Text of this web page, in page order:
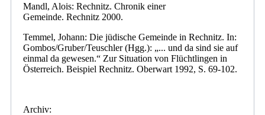
Mandl, Alois: Rechnitz. Chronik einer
Gemeinde. Rechnitz 2000.
Temmel, Johann: Die jüdische Gemeinde in Rechnitz. In:
Gombos/Gruber/Teuschler (Hgg.): „... und da sind sie auf
einmal da gewesen.“ Zur Situation von Flüchtlingen in
Österreich. Beispiel Rechnitz. Oberwart 1992, S. 69-102.
Archiv: